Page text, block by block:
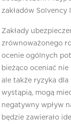
zakładów Solvency
Zakłady
zrównoważonego
ocenie ogólnych
bieżąco oceniać
ale także ryzyka
wystąpią, mogą
negatywny wpływ
będzie zawierało